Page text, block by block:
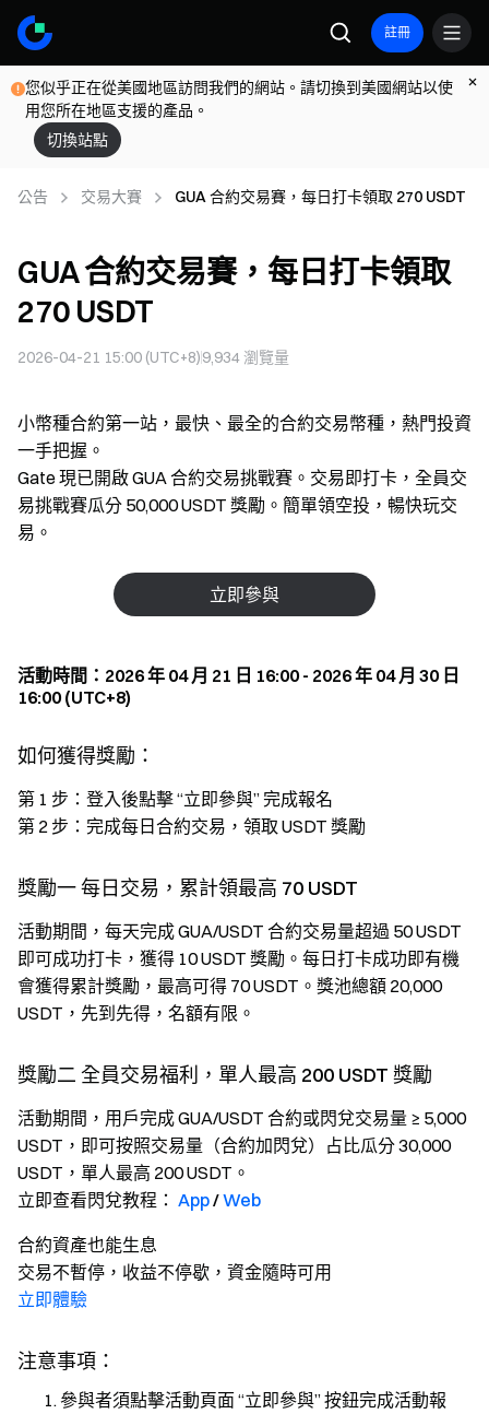
註冊
您似乎正在從美國地區訪問我們的網站。請切換到美國網站以使
用您所在地區支援的產品。
切換站點
公告 交易大賽 GUA 合約交易賽，每日打卡領取 270 USDT
GUA 合約交易賽，每日打卡領取
270 USDT
2026-04-21 15:00 (UTC+8)9,934 瀏覽量
小幣種合約第一站，最快、最全的合約交易幣種，熱門投資
一手把握。
Gate 現已開啟 GUA 合約交易挑戰賽。交易即打卡，全員交
易挑戰賽瓜分 50,000 USDT 獎勵。簡單領空投，暢快玩交
易。
立即參與
活動時間：2026 年 04 月 21 日 16:00 - 2026 年 04 月 30 日
16:00 (UTC+8)
如何獲得獎勵：
第 1 步：登入後點擊 “立即參與” 完成報名
第 2 步：完成每日合約交易，領取 USDT 獎勵
獎勵一 每日交易，累計領最高 70 USDT
活動期間，每天完成 GUA/USDT 合約交易量超過 50 USDT
即可成功打卡，獲得 10 USDT 獎勵。每日打卡成功即有機
會獲得累計獎勵，最高可得 70 USDT。獎池總額 20,000
USDT，先到先得，名額有限。
獎勵二 全員交易福利，單人最高 200 USDT 獎勵
活動期間，用戶完成 GUA/USDT 合約或閃兌交易量 ≥ 5,000
USDT，即可按照交易量（合約加閃兌）占比瓜分 30,000
USDT，單人最高 200 USDT。
立即查看閃兌教程： App/Web
合約資產也能生息
交易不暫停，收益不停歇，資金隨時可用
立即體驗
注意事項：
參與者須點擊活動頁面 “立即參與” 按鈕完成活動報